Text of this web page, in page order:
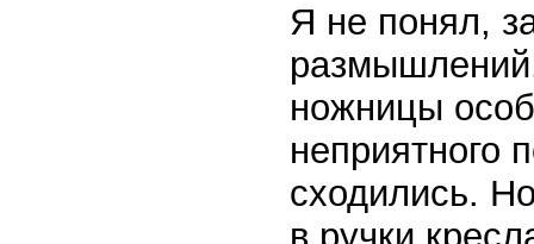
Я не понял,
ножницы
неприятного
сходились.